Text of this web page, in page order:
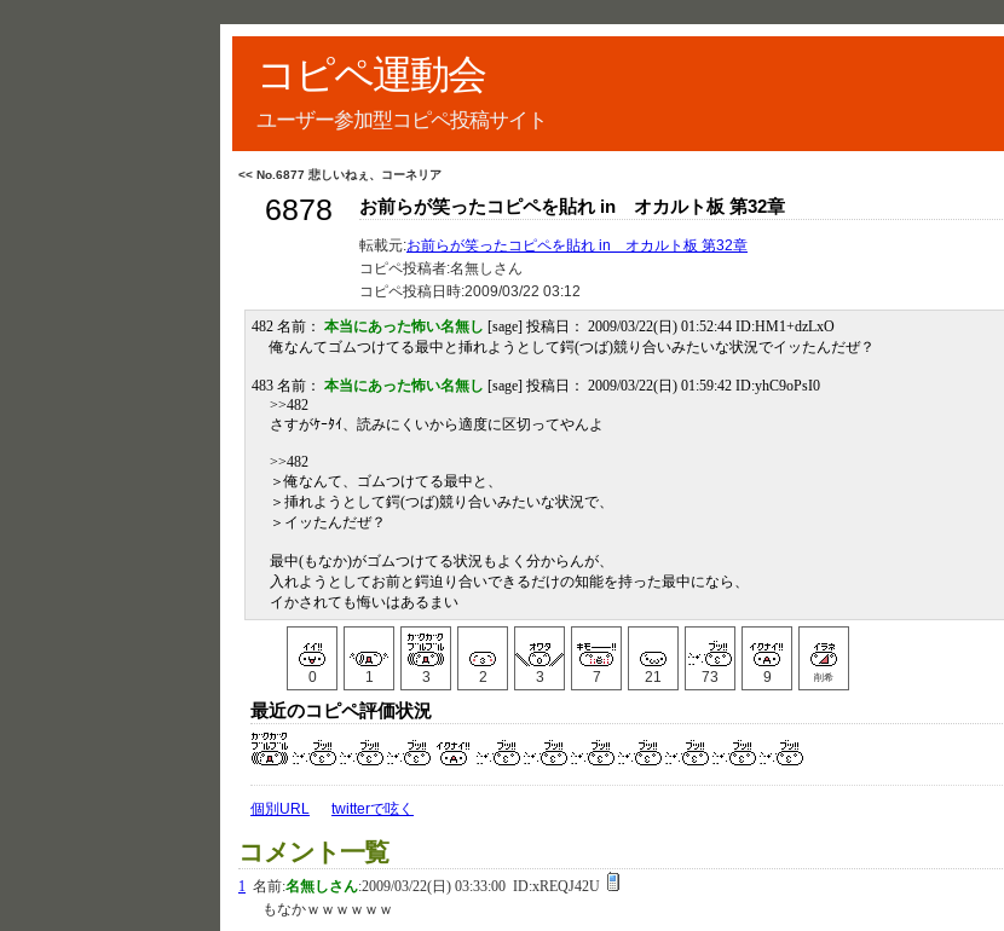
コピペ運動会
ユーザー参加型コピペ投稿サイト
<< No.6877 悲しいねぇ、コーネリア
6878 お前らが笑ったコピペを貼れ in オカルト板 第32章
転載元:お前らが笑ったコピペを貼れ in オカルト板 第32章
コピペ投稿者:名無しさん
コピペ投稿日時:2009/03/22 03:12
482 名前： 本当にあった怖い名無し [sage] 投稿日： 2009/03/22(日) 01:52:44 ID:HM1+dzLxO
俺なんてゴムつけてる最中と挿れようとして鍔(つば)競り合いみたいな状況でイッたんだぜ？
483 名前： 本当にあった怖い名無し [sage] 投稿日： 2009/03/22(日) 01:59:42 ID:yhC9oPsI0
>>482
さすがｹｰﾀｲ、読みにくいから適度に区切ってやんよ
>>482
＞俺なんて、ゴムつけてる最中と、
＞挿れようとして鍔(つば)競り合いみたいな状況で、
＞イッたんだぜ？
最中(もなか)がゴムつけてる状況もよく分からんが、
入れようとしてお前と鍔迫り合いできるだけの知能を持った最中になら、
イかされても悔いはあるまい
0 1 3 2 3 7 21 73 9 削希
最近のコピペ評価状況
個別URL twitterで呟く
コメント一覧
1 名前:名無しさん:2009/03/22(日) 03:33:00 ID:xREQJ42U
もなかｗｗｗｗｗｗ